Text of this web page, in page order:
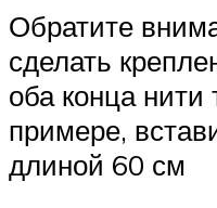
Обратите
сделать
оба конца нити
примере,
длиной 60 см